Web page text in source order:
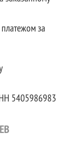
за
5405986983